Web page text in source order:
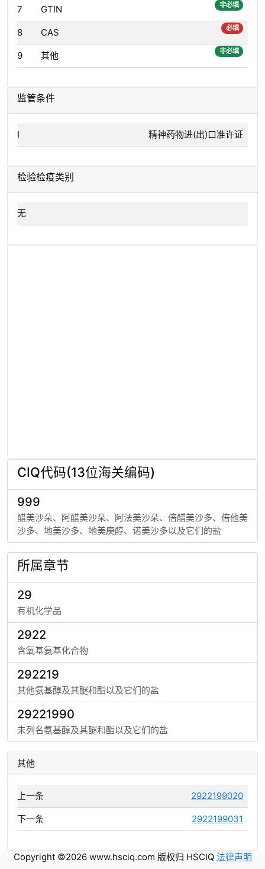
7 GTIN 非必填
8 CAS 必填
9 其他 非必填
监管条件
I 精神药物进(出)口准许证
检验检疫类别
无
CIQ代码(13位海关编码)
999
醋美沙朵、阿醋美沙朵、阿法美沙朵、倍醋美沙多、倍他美
沙多、地美沙多、地美庚醇、诺美沙多以及它们的盐
所属章节
29
有机化学品
2922
含氧基氨基化合物
292219
其他氨基醇及其醚和酯以及它们的盐
29221990
未列名氨基醇及其醚和酯以及它们的盐
其他
上一条 2922199020
下一条 2922199031
Copyright ©2026 www.hsciq.com 版权归 HSCIQ 法律声明